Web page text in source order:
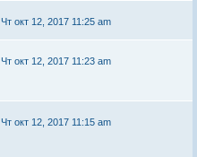
Чт окт 12, 2017 11:25 am
Чт окт 12, 2017 11:23 am
Чт окт 12, 2017 11:15 am